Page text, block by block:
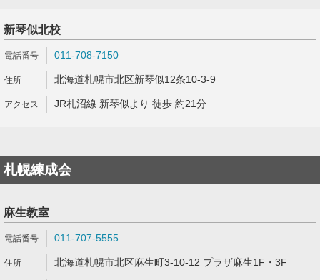
新琴似北校
011-708-7150
北海道札幌市北区新琴似12条10-3-9
JR札沼線 新琴似より 徒歩 約21分
札幌練成会
麻生教室
011-707-5555
北海道札幌市北区麻生町3-10-12 プラザ麻生1F・3F